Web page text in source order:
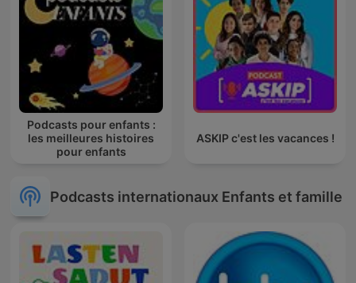
Podcasts pour enfants :
les meilleures histoires
pour enfants
ASKIP c'est les vacances !
Podcasts internationaux Enfants et famille